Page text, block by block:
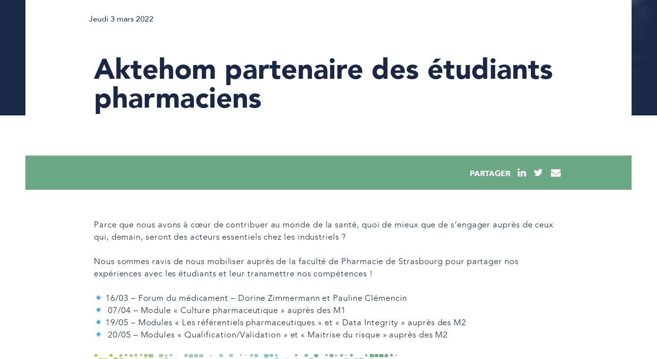
Jeudi 3 mars 2022
Aktehom partenaire des étudiants
pharmaciens
PARTAGER
Parce que nous avons à cœur de contribuer au monde de la santé, quoi de mieux que de s’engager auprès de ceux
qui, demain, seront des acteurs essentiels chez les industriels ?
Nous sommes ravis de nous mobiliser auprès de la faculté de Pharmacie de Strasbourg pour partager nos
expériences avec les étudiants et leur transmettre nos compétences !
16/03 – Forum du médicament – Dorine Zimmermann et Pauline Clémencin
07/04 – Module « Culture pharmaceutique » auprès des M1
19/05 – Modules « Les référentiels pharmaceutiques » et « Data Integrity » auprès des M2
20/05 – Modules « Qualification/Validation » et « Maitrise du risque » auprès des M2